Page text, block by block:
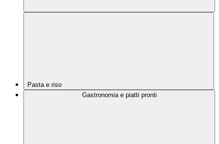
Pasta e riso
Gastronomia e piatti pronti